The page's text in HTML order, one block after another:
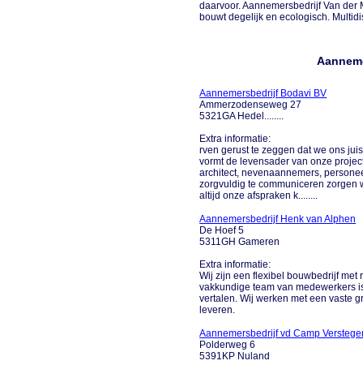
daarvoor. Aannemersbedrijf Van
bouwt degelijk en ecologisch.
Aannemersbedrijf Bodavi BV
Ammerzodenseweg 27
5321GA Hedel........
Extra informatie:
rven gerust te zeggen dat we ons
vormt de levensader van onze
architect, nevenaannemers,
zorgvuldig te communiceren zorgen
altijd onze afspraken k........
Aannemersbedrijf Henk van Alphen
De Hoef 5
5311GH Gameren
Extra informatie:
Wij zijn een flexibel bouwbedrijf met
vakkundige team van medewerkers
vertalen. Wij werken met een vaste
leveren.
Aannemersbedrijf vd Camp
Polderweg 6
5391KP Nuland